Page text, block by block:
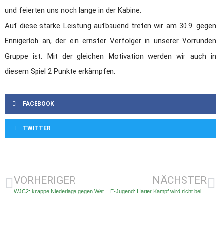
Männer Ballsport
Sponsoren
Kontakt
und feierten uns noch lange in der Kabine.
Auf diese starke Leistung aufbauend treten wir am 30.9. gegen
Ennigerloh an, der ein ernster Verfolger in unserer Vorrunden
Gruppe ist. Mit der gleichen Motivation werden wir auch in
diesem Spiel 2 Punkte erkämpfen.
FACEBOOK
TWITTER
VORHERIGER NÄCHSTER
E-Jugend: Harter Kampf wird nicht belohnt